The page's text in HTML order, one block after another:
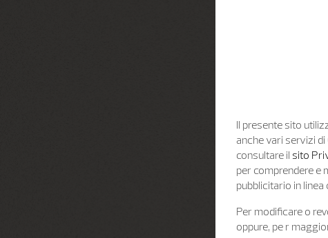
Il presente sito
anche vari servizi
consultare il sito
per comprendere e
pubblicitario in
Per modificare o
oppure, pe r